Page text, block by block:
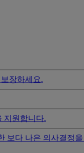
장하세요.
지원합니다.
보다 나은 의사결정